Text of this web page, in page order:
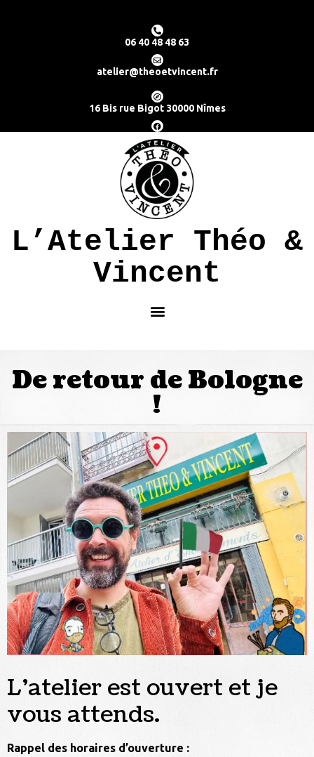
06 40 48 48 63
atelier@theoetvincent.fr
16 Bis rue Bigot 30000 Nîmes
L’Atelier Théo &
Vincent
De retour de Bologne
!
L’atelier est ouvert et je
vous attends.
Rappel des horaires d’ouverture :